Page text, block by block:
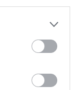
Καιρός: Πού θα